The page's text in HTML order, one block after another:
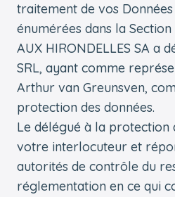
traitement de vos
énumérées dans la Section
AUX HIRONDELLES SA a
SRL, ayant comme
Arthur van Greunsven,
protection des données.
Le délégué à la protection
votre interlocuteur et
autorités de contrôle du
réglementation en ce qui